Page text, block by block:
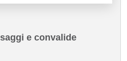
e convalide